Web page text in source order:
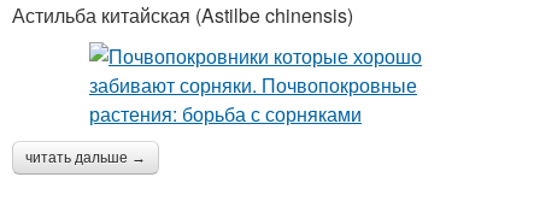
Астильба китайская (Astilbe chinensis)
читать дальше →